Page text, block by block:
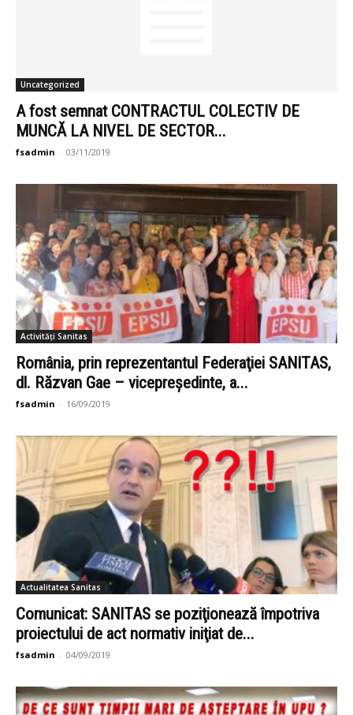
Uncategorized
A fost semnat CONTRACTUL COLECTIV DE
MUNCĂ LA NIVEL DE SECTOR...
fsadmin - 03/11/2019
Activități Sanitas
România, prin reprezentantul Federaţiei SANITAS,
dl. Răzvan Gae – vicepreşedinte, a...
fsadmin - 16/09/2019
Actualitatea Sanitas
Comunicat: SANITAS se poziţionează împotriva
proiectului de act normativ iniţiat de...
fsadmin - 04/09/2019